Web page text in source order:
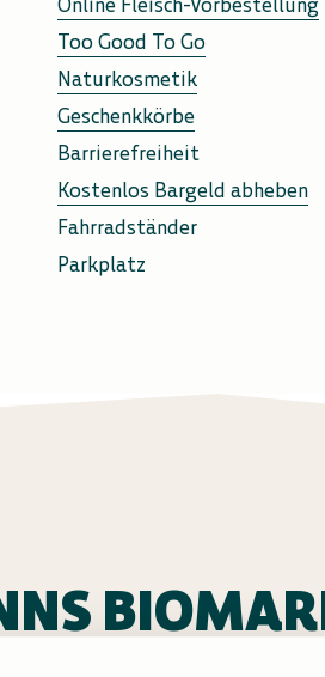
Too Good To Go
Naturkosmetik
Geschenkkörbe
Barrierefreiheit
Kostenlos Bargeld abheben
Fahrradständer
Parkplatz